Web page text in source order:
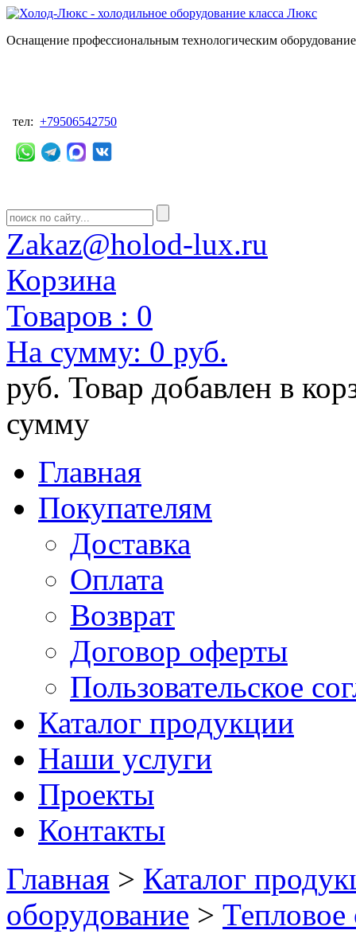
Оснащение профессиональным технологическим
тел: +79506542750
Zakaz@holod-lux.ru
Корзина
Товаров : 0
На сумму: 0 руб.
руб. Товар добавлен в
сумму
Главная
Покупателям
Доставка
Оплата
Возврат
Договор оферты
Пользовательское
Каталог продукции
Наши услуги
Проекты
Контакты
Главная > Каталог
оборудование > Тепловое